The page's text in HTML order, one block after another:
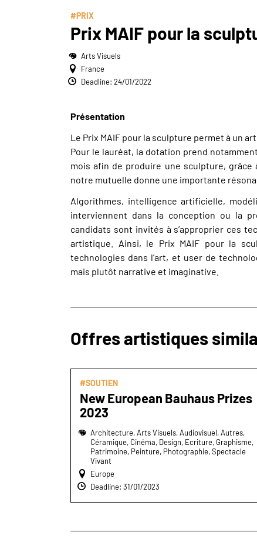
#PRIX
Prix MAIF pour la
Arts Visuels
France
Deadline: 24/01/2022
Présentation
Le Prix MAIF pour la sculpture permet à un
Pour le lauréat, la dotation prend
mois afin de produire une sculpture,
notre mutuelle donne une importante
Algorithmes, intelligence artificielle,
interviennent dans la conception ou la
candidats sont invités à s’approprier ces
artistique. Ainsi, le Prix MAIF pour la
technologies dans l’art, et user de
mais plutôt narrative et imaginative.
Offres artistiques
#SOUTIEN
New European Bauhaus Prizes
2023
Architecture, Arts Visuels, Audiovisuel, Autres,
Céramique, Cinéma, Design, Ecriture, Graphisme,
Patrimoine, Peinture, Photographie, Spectacle
Vivant
Europe
Deadline: 31/01/2023